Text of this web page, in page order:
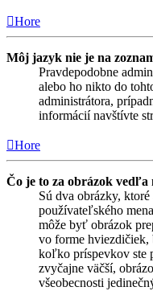
Hore
Môj jazyk nie je na
Pravdepodobne
alebo ho nikto do
administrátora,
informácií navštívte
Hore
Čo je to za obrázok vedľa
Sú dva obrázky,
používateľského
môže byť obrázok
vo forme hviezdičiek,
koľko príspevkov ste
zvyčajne väčší,
všeobecnosti